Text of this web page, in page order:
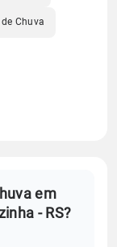
Chuva
em
- RS?